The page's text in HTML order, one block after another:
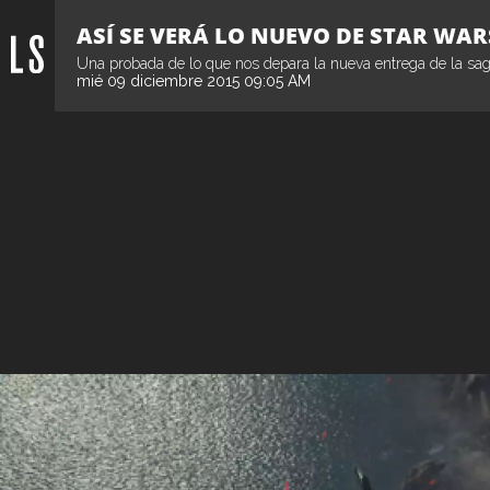
ASÍ SE VERÁ LO NUEVO DE STAR
Una probada de lo que nos depara la nueva entrega de la
mié 09 diciembre 2015 09:05 AM